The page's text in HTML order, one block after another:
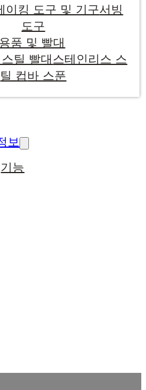
이킹 도구 및 기구서빙
도구
품 및 빨대
틸 빨대 스테인리스 스
틸 컵바 스푼
보
기능